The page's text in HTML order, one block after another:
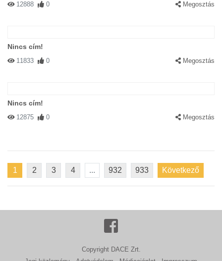
12888 0 Megosztás
Nincs cím!
11833 0 Megosztás
Nincs cím!
12875 0 Megosztás
1 2 3 4 ... 932 933 Következő
Copyright DACE Zrt.